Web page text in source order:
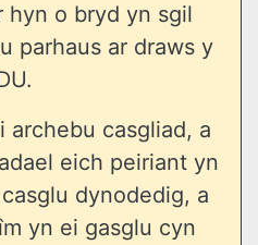
hyn o bryd yn sgil
parhaus ar draws y
archebu casgliad, a
eich peiriant yn
dynodedig, a
yn ei gasglu cyn